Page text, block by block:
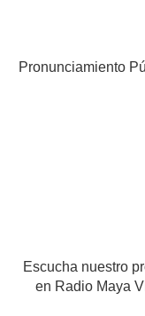
Pronunciamiento
Escucha nuestro
en Radio Maya